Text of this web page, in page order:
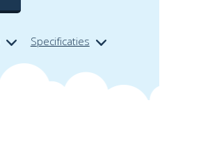
Specificaties